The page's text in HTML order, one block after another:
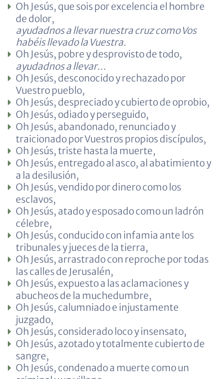
Oh Jesús, que sois por excelencia el hombre
de dolor,
ayudadnos a llevar nuestra cruz como Vos
habéis llevado la Vuestra.
Oh Jesús, pobre y desprovisto de todo,
ayudadnos a llevar...
Oh Jesús, desconocido y rechazado por
Vuestro pueblo,
Oh Jesús, despreciado y cubierto de oprobio,
Oh Jesús, odiado y perseguido,
Oh Jesús, abandonado, renunciado y
traicionado por Vuestros propios discípulos,
Oh Jesús, triste hasta la muerte,
Oh Jesús, entregado al asco, al abatimiento y
a la desilusión,
Oh Jesús, vendido por dinero como los
esclavos,
Oh Jesús, atado y esposado como un ladrón
célebre,
Oh Jesús, conducido con infamia ante los
tribunales y jueces de la tierra,
Oh Jesús, arrastrado con reproche por todas
las calles de Jerusalén,
Oh Jesús, expuesto a las aclamaciones y
abucheos de la muchedumbre,
Oh Jesús, calumniado e injustamente
juzgado,
Oh Jesús, considerado loco y insensato,
Oh Jesús, azotado y totalmente cubierto de
sangre,
Oh Jesús, condenado a muerte como un